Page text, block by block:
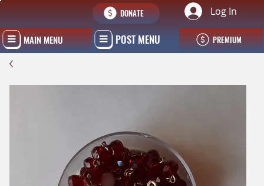
POST MENU
Log In
MAIN MENU PREMIUM
DONATE